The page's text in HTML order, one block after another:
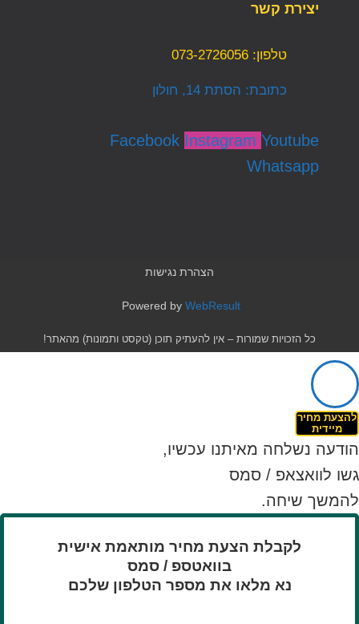
יצירת קשר
טלפון: 073-2726056
כתובת: הסתת 14, חולון
Facebook Instagram Youtube
Whatsapp
הצהרת נגישות
Powered by WebResult
כל הזכויות שמורות – אין להעתיק תוכן (טקסט ותמונות) מהאתר!
להצעת מחיר
מיידית
הודעה נשלחה מאיתנו עכשיו,
גשו לוואצאפ / סמס
להמשך שיחה.
לקבלת הצעת מחיר מותאמת אישית
בוואטספ / סמס
נא מלאו את מספר הטלפון שלכם